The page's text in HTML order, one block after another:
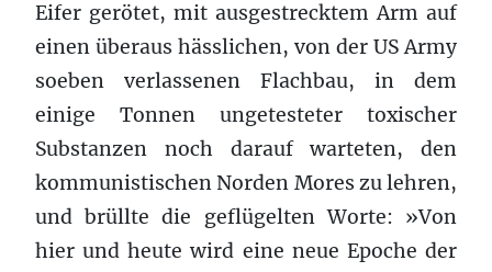
Eifer gerötet, mit ausgestrecktem Arm auf
einen überaus hässlichen, von der US Army
soeben verlassenen Flachbau, in dem
einige Tonnen ungetesteter toxischer
Substanzen noch darauf warteten, den
kommunistischen Norden Mores zu lehren,
und brüllte die geflügelten Worte: »Von
hier und heute wird eine neue Epoche der